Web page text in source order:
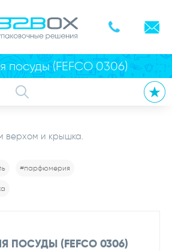
посуды (FEFCO 0306)
верхом и крышка.
#парфюмерия
ПОСУДЫ (FEFCO 0306)